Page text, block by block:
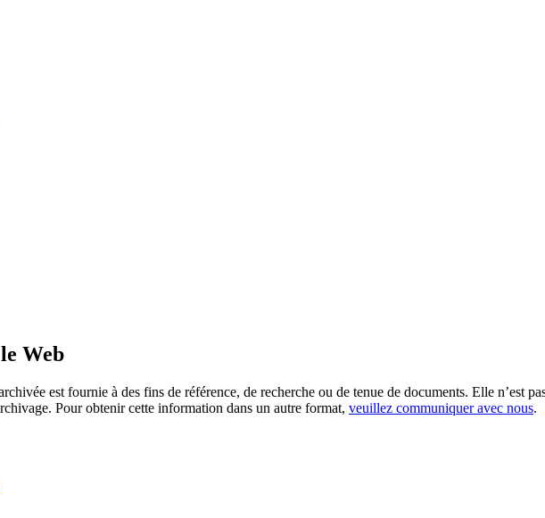
Web
est fournie à des fins de référence, de recherche ou de tenue de documents. Elle n’est
Pour obtenir cette information dans un autre format, veuillez communiquer avec nous.